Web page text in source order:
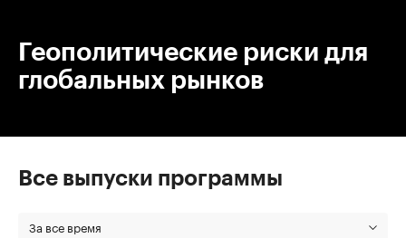
Геополитические риски для
глобальных рынков
Все выпуски программы
За все время